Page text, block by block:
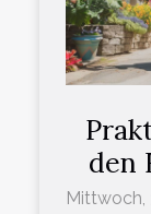
den
Mittwoch,